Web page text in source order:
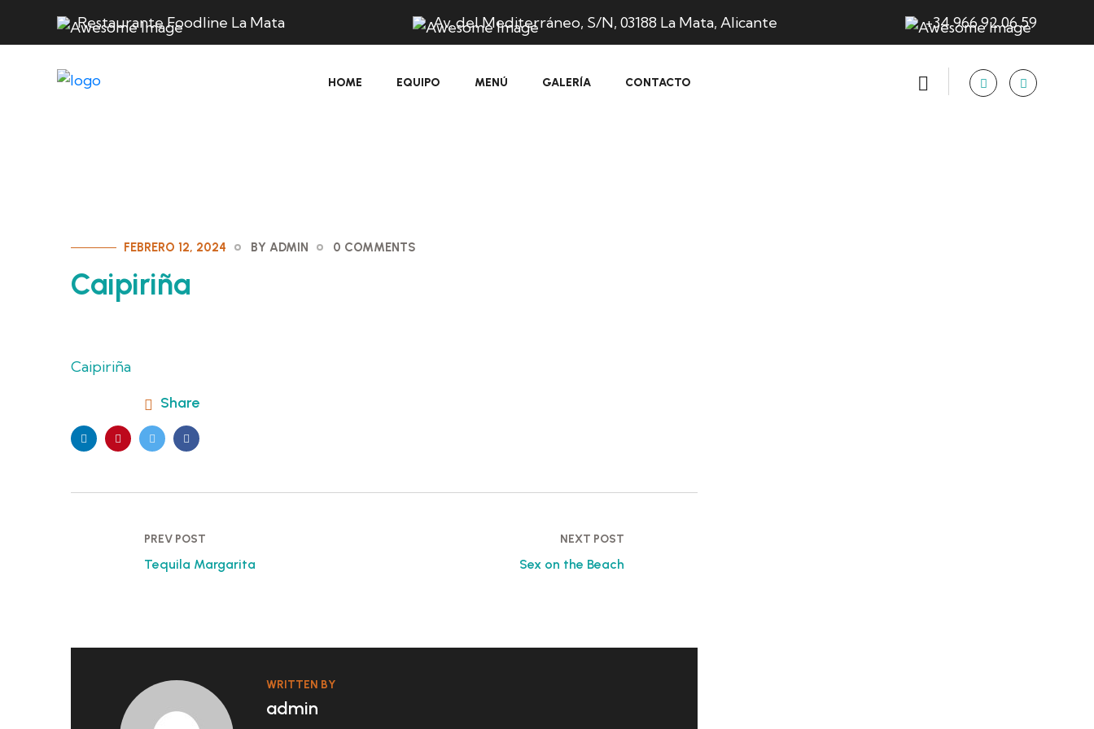
Restaurante Foodline La Mata Av. del Mediterráneo, S/N, 03188 La Mata, Alicante +34 966 92 06 59
HOME EQUIPO MENÚ GALERÍA CONTACTO
FEBRERO 12, 2024 BY ADMIN 0 COMMENTS
Caipiriña
Caipiriña
Share
PREV POST
Tequila Margarita
NEXT POST
Sex on the Beach
WRITTEN BY
admin